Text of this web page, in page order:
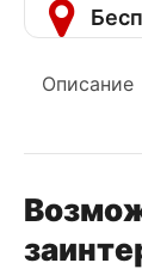
Описание